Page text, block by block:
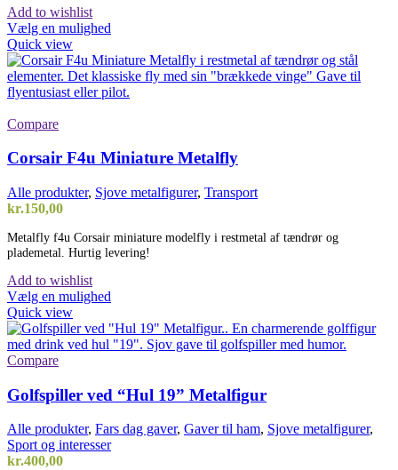
Add to wishlist
Vælg en mulighed
Quick view
Compare
Corsair F4u Miniature Metalfly
Alle produkter, Sjove metalfigurer, Transport
kr.150,00
Metalfly f4u Corsair miniature modelfly i restmetal af tændrør og
plademetal. Hurtig levering!
Add to wishlist
Vælg en mulighed
Quick view
Compare
Golfspiller ved “Hul 19” Metalfigur
Alle produkter, Fars dag gaver, Gaver til ham, Sjove metalfigurer,
Sport og interesser
kr.400,00